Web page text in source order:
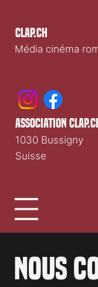
Clap.ch
Média cinéma
Nous
association
1030 Bussigny
Suisse